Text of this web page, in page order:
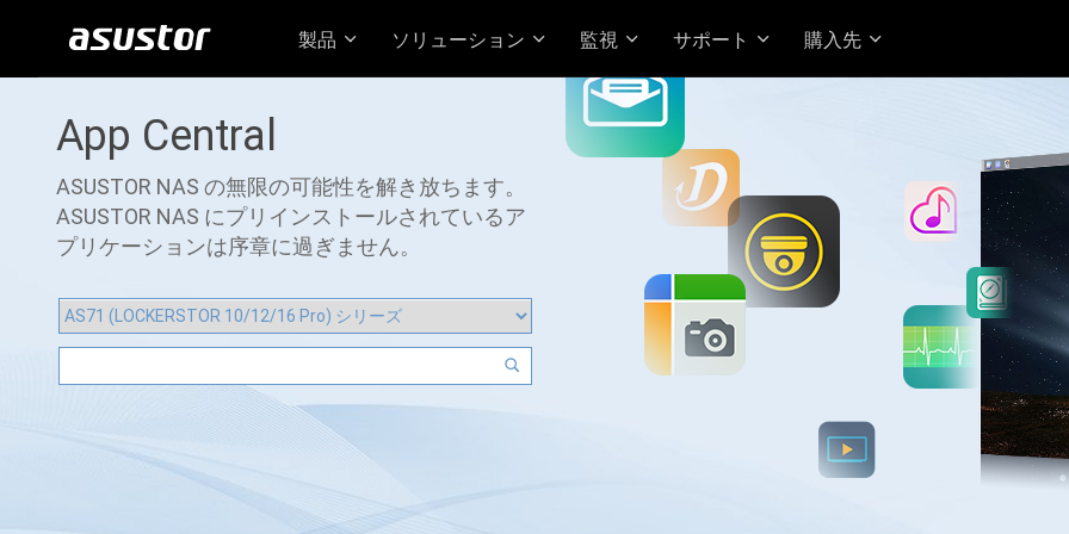
製品 ソリューション 監視 サポート 購入先
App Central
ASUSTOR NAS の無限の可能性を解き放ちます。
ASUSTOR NAS にプリインストールされているア
プリケーションは序章に過ぎません。